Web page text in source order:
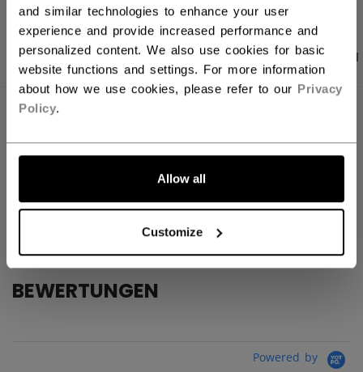
and similar technologies to enhance your user
experience and provide increased performance and
personalized content. We also use cookies for basic
website functions and settings. For more information
about how we use cookies, please refer to our Privacy
Policy.
Allow all
Customize
PRODUKTFOTOS ANGABEN BEWERTUNGEN
ANGABEN
ID
HT720C-SR
Senior
COLLECTION
BEWERTUNGEN
Powered by